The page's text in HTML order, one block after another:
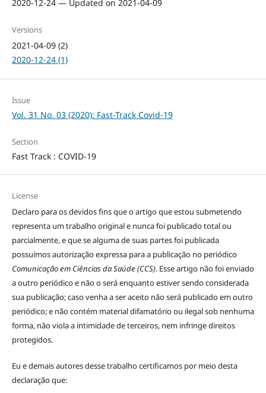
2020-12-24 — Updated on 2021-04-09
Versions
2021-04-09 (2)
2020-12-24 (1)
Issue
Vol. 31 No. 03 (2020): Fast-Track Covid-19
Section
Fast Track : COVID-19
License
Declaro para os devidos fins que o artigo que estou submetendo
representa um trabalho original e nunca foi publicado total ou
parcialmente, e que se alguma de suas partes foi publicada
possuímos autorização expressa para a publicação no periódico
Comunicação em Ciências da Saúde (CCS). Esse artigo não foi enviado
a outro periódico e não o será enquanto estiver sendo considerada
sua publicação; caso venha a ser aceito não será publicado em outro
periódico; e não contém material difamatório ou ilegal sob nenhuma
forma, não viola a intimidade de terceiros, nem infringe direitos
protegidos.
Eu e demais autores desse trabalho certificamos por meio desta
declaração que: